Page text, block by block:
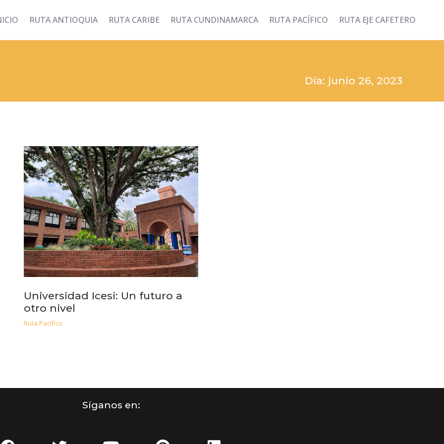
RUTA ANTIOQUIA RUTA CARIBE RUTA CUNDINAMARCA RUTA PACÍFICO RUTA EJE CAFETERO
Día: junio 26, 2023
Universidad Icesi: Un futuro a
otro nivel
Ruta Pacífico
Síganos en: